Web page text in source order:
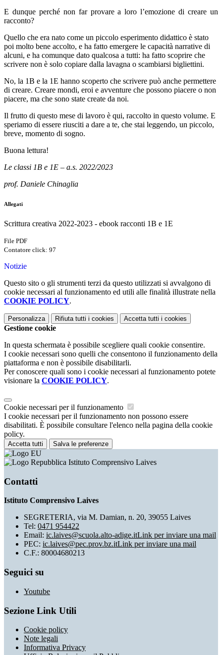
E dunque perché non far provare a loro l’emozione di creare un
racconto?
Quello che era nato come un piccolo esperimento didattico è stato
poi molto bene accolto, e ha fatto emergere le capacità narrative di
alcuni, e ha comunque dato qualcosa a tutti: ha fatto scoprire che
scrivere non è solo copiare dalla lavagna o scambiarsi bigliettini.
No, la 1B e la 1E hanno scoperto che scrivere può anche permettere
di creare. Creare mondi, eroi e avventure che possono piacere o non
piacere, ma che sono state create da noi.
Il frutto di questo mese di lavoro è qui, raccolto in questo volume. E
speriamo di essere riusciti a dare a te, che stai leggendo, un piccolo,
breve, momento di sogno.
Buona lettura!
Le classi 1B e 1E – a.s. 2022/2023
prof. Daniele Chinaglia
Allegati
Scrittura creativa 2022-2023 - ebook racconti 1B e 1E
File PDF
Contatore click: 97
Notizie
Questo sito o gli strumenti terzi da questo utilizzati si avvalgono di
cookie necessari al funzionamento ed utili alle finalità illustrate nella
COOKIE POLICY.
Personalizza Rifiuta tutti i cookies Accetta tutti i cookies
Gestione cookie
In questa schermata è possibile scegliere quali cookie consentire.
I cookie necessari sono quelli che consentono il funzionamento della
piattaforma e non è possibile disabilitarli.
Per conoscere quali sono i cookie necessari al funzionamento potete
visionare la COOKIE POLICY.
Cookie necessari per il funzionamento
I cookie necessari per il funzionamento non possono essere
disabilitati. È possibile consultare l'elenco nella pagina della cookie
policy.
Accetta tutti Salva le preferenze
Istituto Comprensivo Laives
Contatti
Istituto Comprensivo Laives
SEGRETERIA, via M. Damian, n. 20, 39055 Laives
Tel: 0471 954422
Email: ic.laives@scuola.alto-adige.itLink per inviare una mail
PEC: ic.laives@pec.prov.bz.itLink per inviare una mail
C.F.: 80004680213
Seguici su
Youtube
Sezione Link Utili
Cookie policy
Note legali
Informativa Privacy